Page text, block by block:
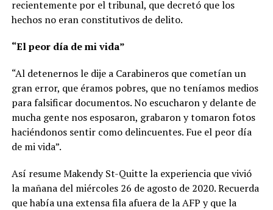
recientemente por el tribunal, que decretó que los
hechos no eran constitutivos de delito.
“El peor día de mi vida”
“Al detenernos le dije a Carabineros que cometían un
gran error, que éramos pobres, que no teníamos medios
para falsificar documentos. No escucharon y delante de
mucha gente nos esposaron, grabaron y tomaron fotos
haciéndonos sentir como delincuentes. Fue el peor día
de mi vida”.
Así resume Makendy St-Quitte la experiencia que vivió
la mañana del miércoles 26 de agosto de 2020. Recuerda
que había una extensa fila afuera de la AFP y que la